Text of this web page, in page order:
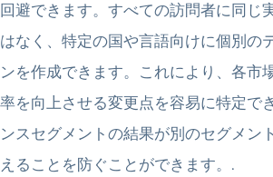
回避できます。すべての訪問者に同じ
はなく、特定の国や言語向けに個別の
ンを作成できます。これにより、各市
率を向上させる変更点を容易に特定で
ンスセグメントの結果が別のセグメン
えることを防ぐことができます。.